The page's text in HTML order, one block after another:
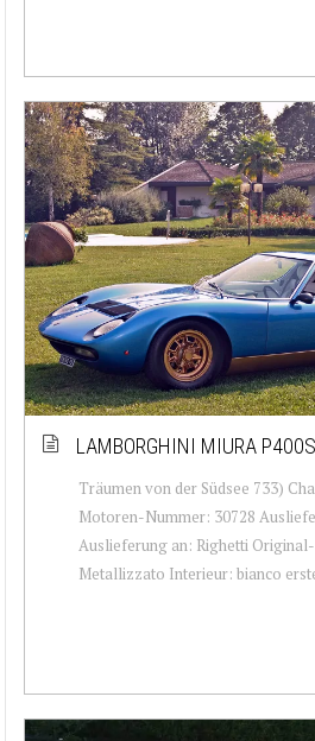
LAMBORGHINI MIURA
Träumen von der Südsee 733)
Motoren-Nummer: 30728
Auslieferung an: Righetti
Metallizzato Interieur: bianco